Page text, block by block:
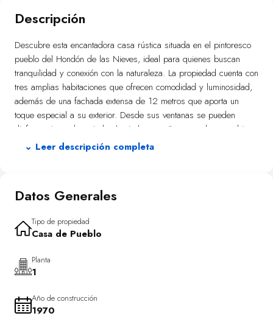
Descripción
Descubre esta encantadora casa rústica situada en el pintoresco
pueblo del Hondón de las Nieves, ideal para quienes buscan
tranquilidad y conexión con la naturaleza. La propiedad cuenta con
tres amplias habitaciones que ofrecen comodidad y luminosidad,
además de una fachada extensa de 12 metros que aporta un
toque especial a su exterior. Desde sus ventanas se pueden
disfrutar vistas despejadas hacia la montaña, creando un ambiente
sereno perfecto para relajarse después de un largo día. El
dentro del hogar. Su proximidad al centro del pueblo asegura fácil
restaurantes y centros educativos sin sacrificar la paz que brinda
esta hermosa zona rural. Esta es una oportunidad única . No te
pierdas la ocasión de hacerla tuya.
⌄ Leer descripción completa
Datos Generales
Tipo de propiedad
Casa de Pueblo
Planta
1
Año de construcción
1970